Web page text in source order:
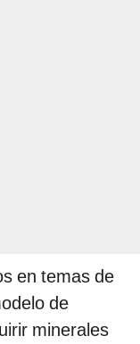
en temas de
de
minerales